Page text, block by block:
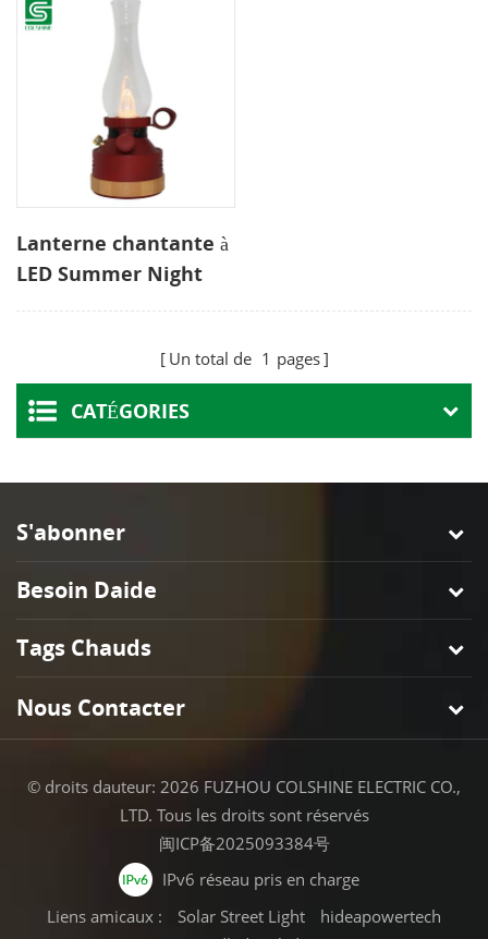
Lanterne chantante à
LED Summer Night
avec haut-parleur &
Un total de 1 pages
CATÉGORIES
S'abonner
Besoin Daide
Tags Chauds
Nous Contacter
© droits dauteur: 2026 FUZHOU COLSHINE ELECTRIC CO.,
LTD. Tous les droits sont réservés
闽ICP备2025093384号
IPv6 réseau pris en charge
Liens amicaux :
Solar Street Light
hideapowertech